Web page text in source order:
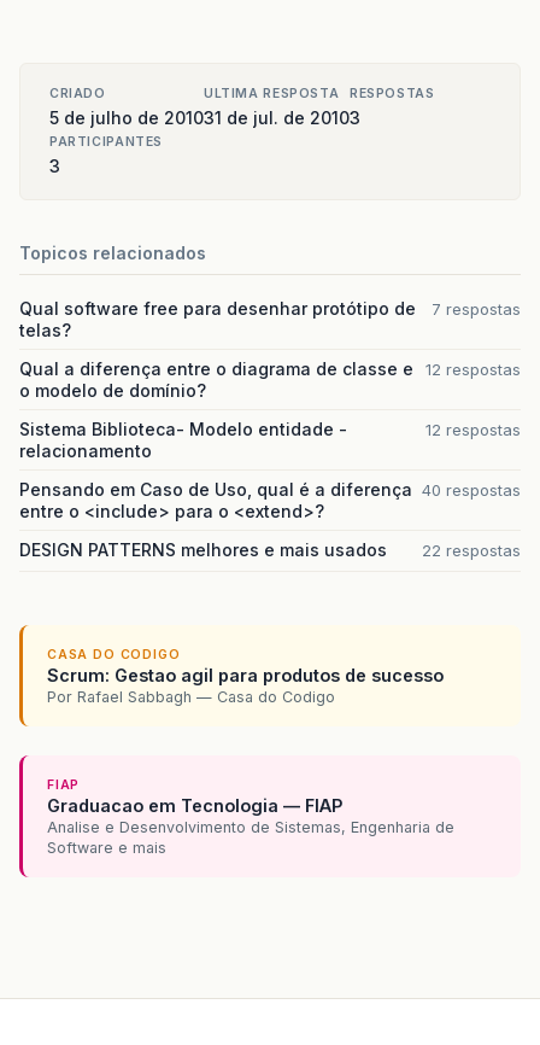
CRIADO
5 de julho de 2010
ULTIMA RESPOSTA
31 de jul. de 2010
RESPOSTAS
3
PARTICIPANTES
3
Topicos relacionados
Qual software free para desenhar protótipo de
telas?
7 respostas
Qual a diferença entre o diagrama de classe e
o modelo de domínio?
12 respostas
Sistema Biblioteca- Modelo entidade -
relacionamento
12 respostas
Pensando em Caso de Uso, qual é a diferença
entre o <include> para o <extend>?
40 respostas
DESIGN PATTERNS melhores e mais usados 22 respostas
CASA DO CODIGO
Scrum: Gestao agil para produtos de sucesso
Por Rafael Sabbagh — Casa do Codigo
FIAP
Graduacao em Tecnologia — FIAP
Analise e Desenvolvimento de Sistemas, Engenharia de
Software e mais